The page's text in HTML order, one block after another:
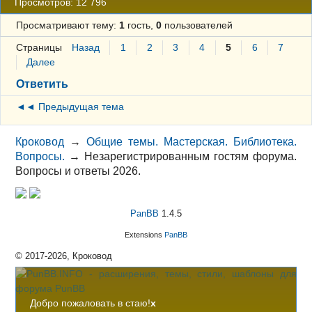
Просматривают тему: 1гость, 0пользователей
Страницы Назад 1 2 3 4 5 6
7
Далее
Ответить
◄◄ Предыдущая тема
Кроковод →Общие темы. Мастерская. Библиотека.
Вопросы. →
Незарегистрированным гостям форума.
Вопросы и ответы 2026.
PanBB 1.4.5
Extensions PanBB
© 2017-2026, Кроковод
Добро пожаловать в стаю!x